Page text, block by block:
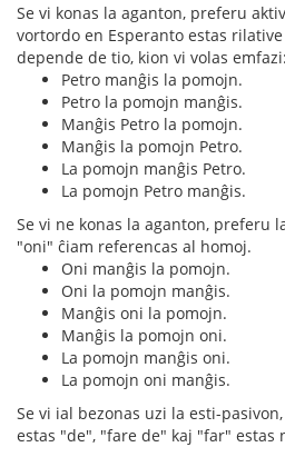
Se vi konas la aganton, preferu
vortordo en Esperanto estas
depende de tio, kion vi volas emfazi:
Petro manĝis la pomojn.
Petro la pomojn manĝis.
Manĝis Petro la pomojn.
Manĝis la pomojn Petro.
La pomojn manĝis Petro.
La pomojn Petro manĝis.
Se vi ne konas la aganton, preferu
"oni" ĉiam referencas al homoj.
Oni manĝis la pomojn.
Oni la pomojn manĝis.
Manĝis oni la pomojn.
Manĝis la pomojn oni.
La pomojn manĝis oni.
La pomojn oni manĝis.
Se vi ial bezonas uzi la esti-
estas "de", "fare de" kaj "far" estas